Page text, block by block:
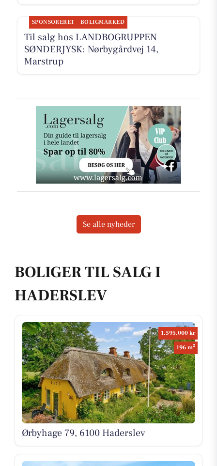
SPONSORERET BOLIGMARKED
Til salg hos LANDBOGRUPPEN
SØNDERJYSK: Nørbygårdvej 14,
Marstrup
Se alle nyheder
BOLIGER TIL SALG I
HADERSLEV
1.595.000 kr
196 m2
Ørbyhage 79, 6100 Haderslev